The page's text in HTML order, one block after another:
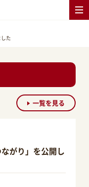
た
一覧を見る
がり」を公開し